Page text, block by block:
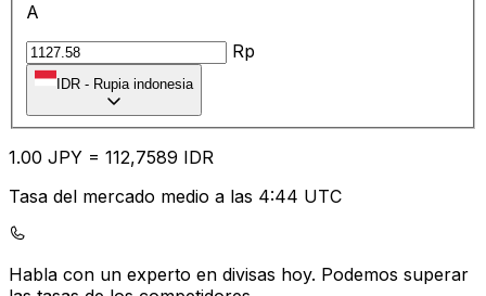
A
Rp
IDR - Rupia indonesia
1.00 JPY = 112,7589 IDR
Tasa del mercado medio a las 4:44 UTC
Habla con un experto en divisas hoy. Podemos superar